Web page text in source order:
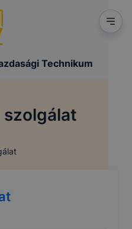
Technikum
szolgálat